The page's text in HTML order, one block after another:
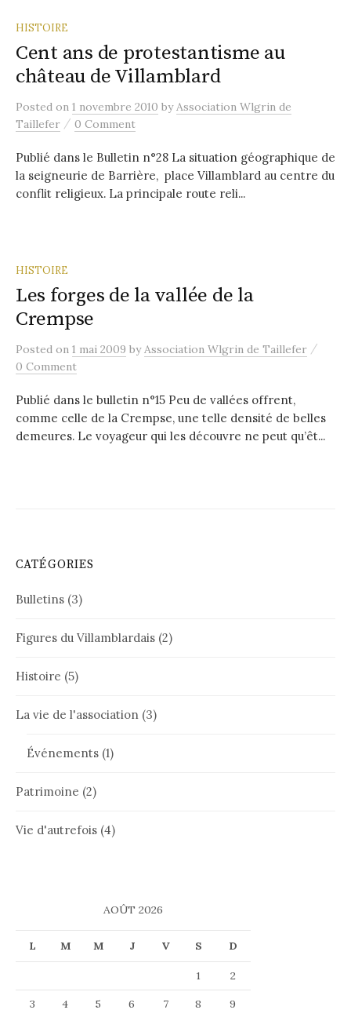
HISTOIRE
Cent ans de protestantisme au
château de Villamblard
Posted on 1 novembre 2010 byAssociation Wlgrin de
Taillefer / 0 Comment
Publié dans le Bulletin n°28 La situation géographique de
la seigneurie de Barrière, place Villamblard au centre du
conflit religieux. La principale route reli...
HISTOIRE
Les forges de la vallée de la
Crempse
Posted on 1 mai 2009 byAssociation Wlgrin de Taillefer /
0 Comment
Publié dans le bulletin n°15 Peu de vallées offrent,
comme celle de la Crempse, une telle densité de belles
demeures. Le voyageur qui les découvre ne peut qu’êt...
CATÉGORIES
Bulletins (3)
Figures du Villamblardais (2)
Histoire (5)
La vie de l'association (3)
Événements (1)
Patrimoine (2)
Vie d'autrefois (4)
AOÛT 2026
L M M J V S D
1
2
3
4 5 6 7 8 9